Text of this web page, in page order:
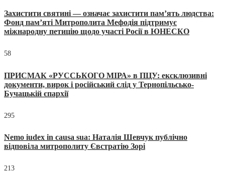
Захистити святині — означає захистити пам’ять людства:
Фонд пам’яті Митрополита Мефодія підтримує
міжнародну петицію щодо участі Росії в ЮНЕСКО
58
ПРИСМАК «РУССЬКОГО МІРА» в ПЦУ: ексклюзивні
документи, вирок і російський слід у Тернопільсько-
Бучацькій єпархії
295
Nemo iudex in causa sua: Наталія Шевчук публічно
відповіла митрополиту Євстратію Зорі
213